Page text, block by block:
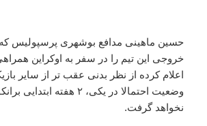
حسین ماهینی مدافع بوشهری پرسپولیس
خروجی این تیم را در سفر به اوکراین
اعلام کرده از نظر بدنی عقب تر از سایر
وضعیت احتمالا در یکی، ۲ هفته
نخواهد گرفت.